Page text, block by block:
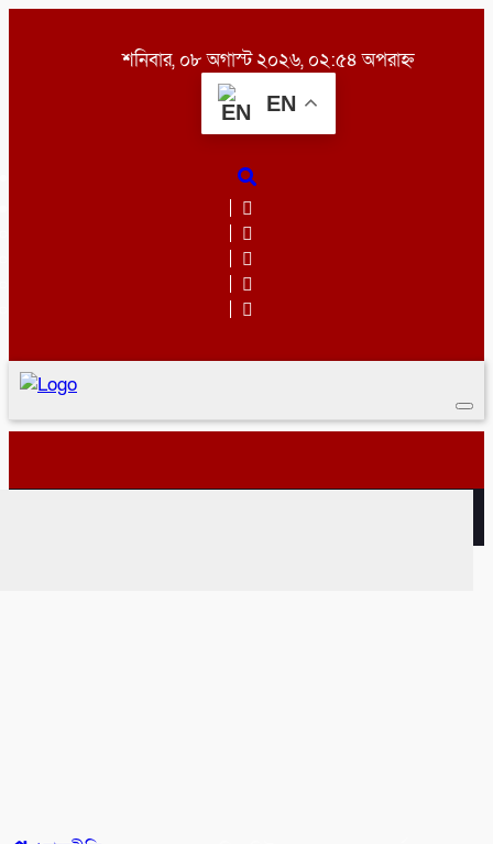
শনিবার, ০৮ অগাস্ট ২০২৬, ০২:৫৪ অপরাহ্ন
EN